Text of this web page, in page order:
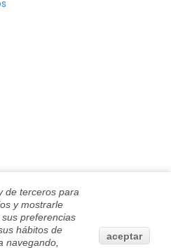
08290 – Cerdanyola del
de terceros para
y mostrarle
preferencias
hábitos de
navegando,
aceptar